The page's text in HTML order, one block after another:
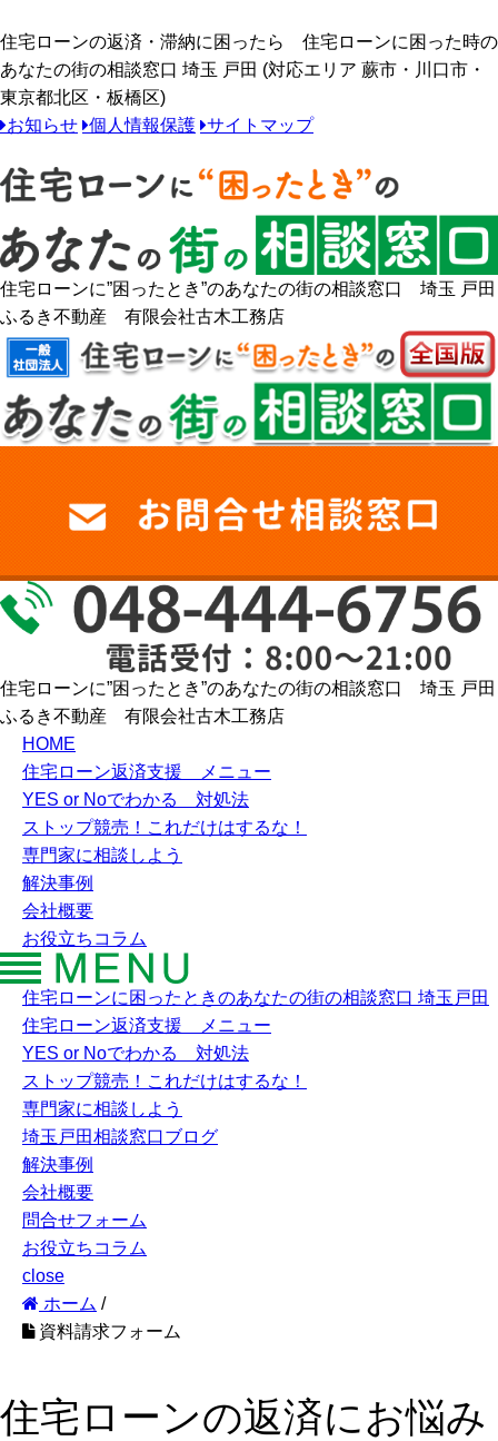
住宅ローンの返済・滞納に困ったら 住宅ローンに困った時の
あなたの街の相談窓口 埼玉 戸田 (対応エリア 蕨市・川口市・
東京都北区・板橋区)
お知らせ 個人情報保護 サイトマップ
住宅ローンに”困ったとき”のあなたの街の相談窓口 埼玉 戸田
ふるき不動産 有限会社古木工務店
住宅ローンに”困ったとき”のあなたの街の相談窓口 埼玉 戸田
ふるき不動産 有限会社古木工務店
HOME
住宅ローン返済支援 メニュー
YES or Noでわかる 対処法
ストップ競売！これだけはするな！
専門家に相談しよう
解決事例
会社概要
お役立ちコラム
住宅ローンに困ったときのあなたの街の相談窓口 埼玉戸田
住宅ローン返済支援 メニュー
YES or Noでわかる 対処法
ストップ競売！これだけはするな！
専門家に相談しよう
埼玉戸田相談窓口ブログ
解決事例
会社概要
問合せフォーム
お役立ちコラム
close
ホーム /
資料請求フォーム
住宅ローンの返済にお悩み